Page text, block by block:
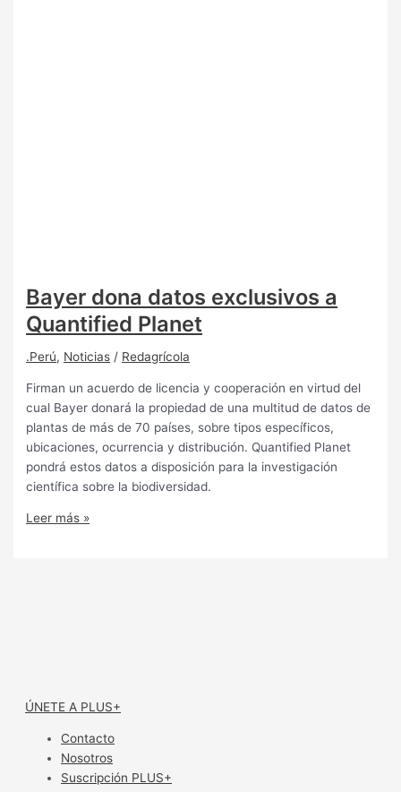
Bayer dona datos exclusivos a
Quantified Planet
.Perú, Noticias / Redagrícola
Firman un acuerdo de licencia y cooperación en virtud del
cual Bayer donará la propiedad de una multitud de datos de
plantas de más de 70 países, sobre tipos específicos,
ubicaciones, ocurrencia y distribución. Quantified Planet
pondrá estos datos a disposición para la investigación
científica sobre la biodiversidad.
Leer más »
ÚNETE A PLUS+
Contacto
Nosotros
Suscripción PLUS+